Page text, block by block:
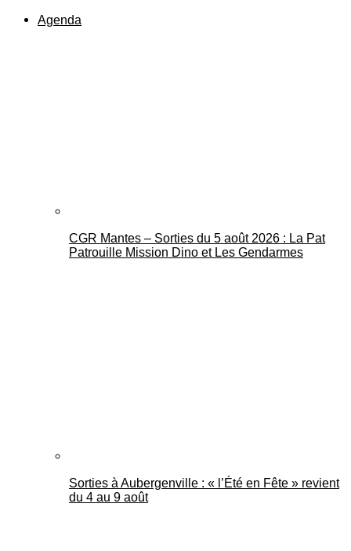
Agenda
CGR Mantes – Sorties du 5 août 2026 : La Pat
Patrouille Mission Dino et Les Gendarmes
Sorties à Aubergenville : « l’Été en Fête » revient
du 4 au 9 août